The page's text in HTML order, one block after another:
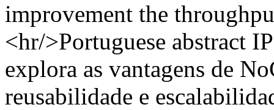
improvement the
<hr/>Portuguese abstract
explora as vantagens de
reusabilidade e